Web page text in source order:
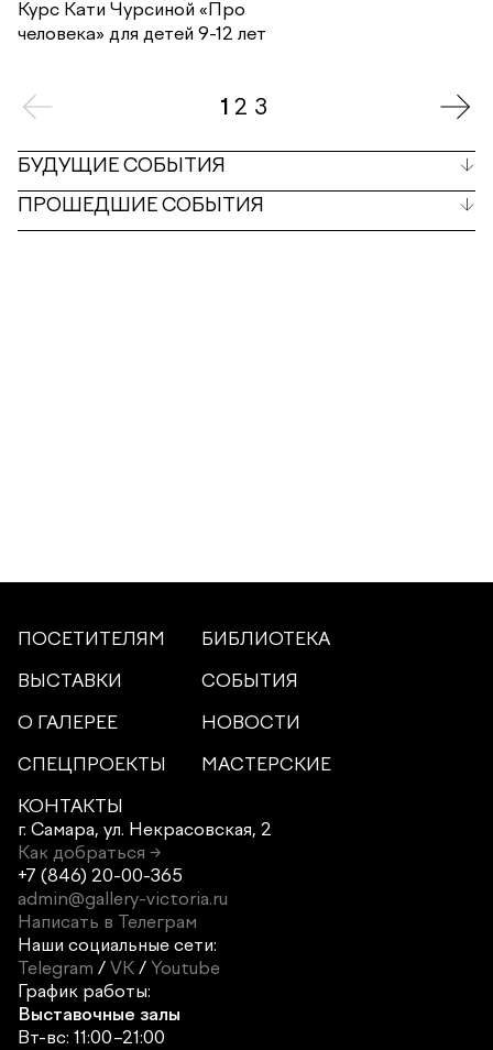
Курс Кати Чурсиной «Про
человека» для детей 9-12 лет
12 3
БУДУЩИЕ СОБЫТИЯ
ПРОШЕДШИЕ СОБЫТИЯ
ПОСЕТИТЕЛЯМ
БИБЛИОТЕКА
ВЫСТАВКИ
СОБЫТИЯ
О ГАЛЕРЕЕ
НОВОСТИ
СПЕЦПРОЕКТЫ
МАСТЕРСКИЕ
КОНТАКТЫ
г. Самара, ул. Некрасовская, 2
Как добраться →
+7 (846) 20-00-365
admin@gallery-victoria.ru
Написать в Телеграм
Наши социальные сети:
Telegram / VK / Youtube
График работы:
Выставочные залы
Вт-вс: 11:00–21:00